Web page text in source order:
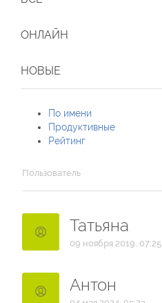
ОНЛАЙН
НОВЫЕ
По имени
Продуктивные
Рейтинг
Пользователь
Татьяна
09 ноября 2019, 07:25
Антон